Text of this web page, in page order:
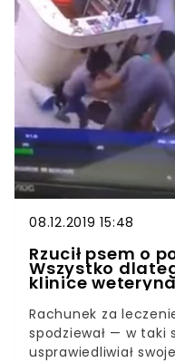
epoki, gdzie na
ludzie ze swoimi
cały czas
cudownych
spodziewał się tego,
się, jak wygląda
08.12.2019 15:48
Rzucił psem o
Wszystko
klinice
Rachunek za
spodziewał — w taki
usprawiedliwiał